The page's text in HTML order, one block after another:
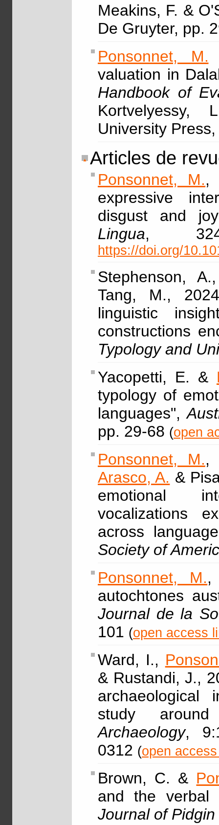
Meakins, F. &
De Gruyter, pp.
Ponsonnet, M.
valuation in
Handbook of
Kortvelyessy,
University
Articles de
Ponsonnet, M.,
expressive
disgust and
Lingua,
https://doi.org/
Stephenson,
Tang, M.,
linguistic
constructions
Typology and
Yacopetti, E. &
typology of
languages",
pp. 29-68 (open
Ponsonnet, M.
Arasco, A. &
emotional
vocalizations
across
Society of
Ponsonnet, M.,
autochtones
Journal de la
101 (open access
Ward, I.,
& Rustandi, J.,
archaeological
study
Archaeology,
0312 (open
Brown, C. &
and the verbal
Journal of